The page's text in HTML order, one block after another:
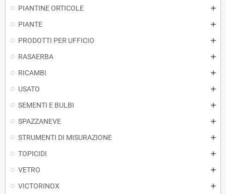
PIANTINE ORTICOLE
PIANTE
PRODOTTI PER UFFICIO
RASAERBA
RICAMBI
USATO
SEMENTI E BULBI
SPAZZANEVE
STRUMENTI DI MISURAZIONE
TOPICIDI
VETRO
VICTORINOX